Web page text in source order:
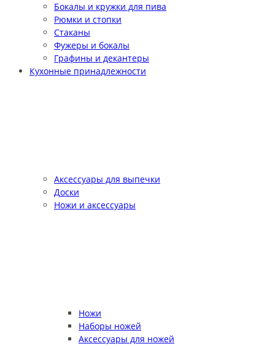
Бокалы и кружки для пива
Рюмки и стопки
Стаканы
Фужеры и бокалы
Графины и декантеры
Кухонные принадлежности
Аксессуары для выпечки
Доски
Ножи и аксессуары
Ножи
Наборы ножей
Аксессуары для ножей